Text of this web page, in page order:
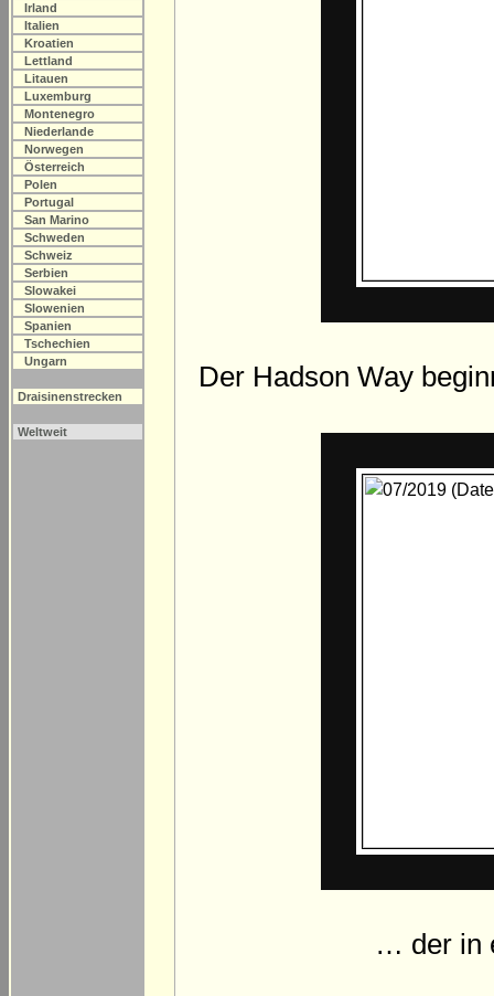
Irland
Italien
Kroatien
Lettland
Litauen
Luxemburg
Montenegro
Niederlande
Norwegen
Österreich
Polen
Portugal
San Marino
Schweden
Schweiz
Serbien
Slowakei
Slowenien
Spanien
Tschechien
Ungarn
Draisinenstrecken
Weltweit
Der Hadson Way
… der in